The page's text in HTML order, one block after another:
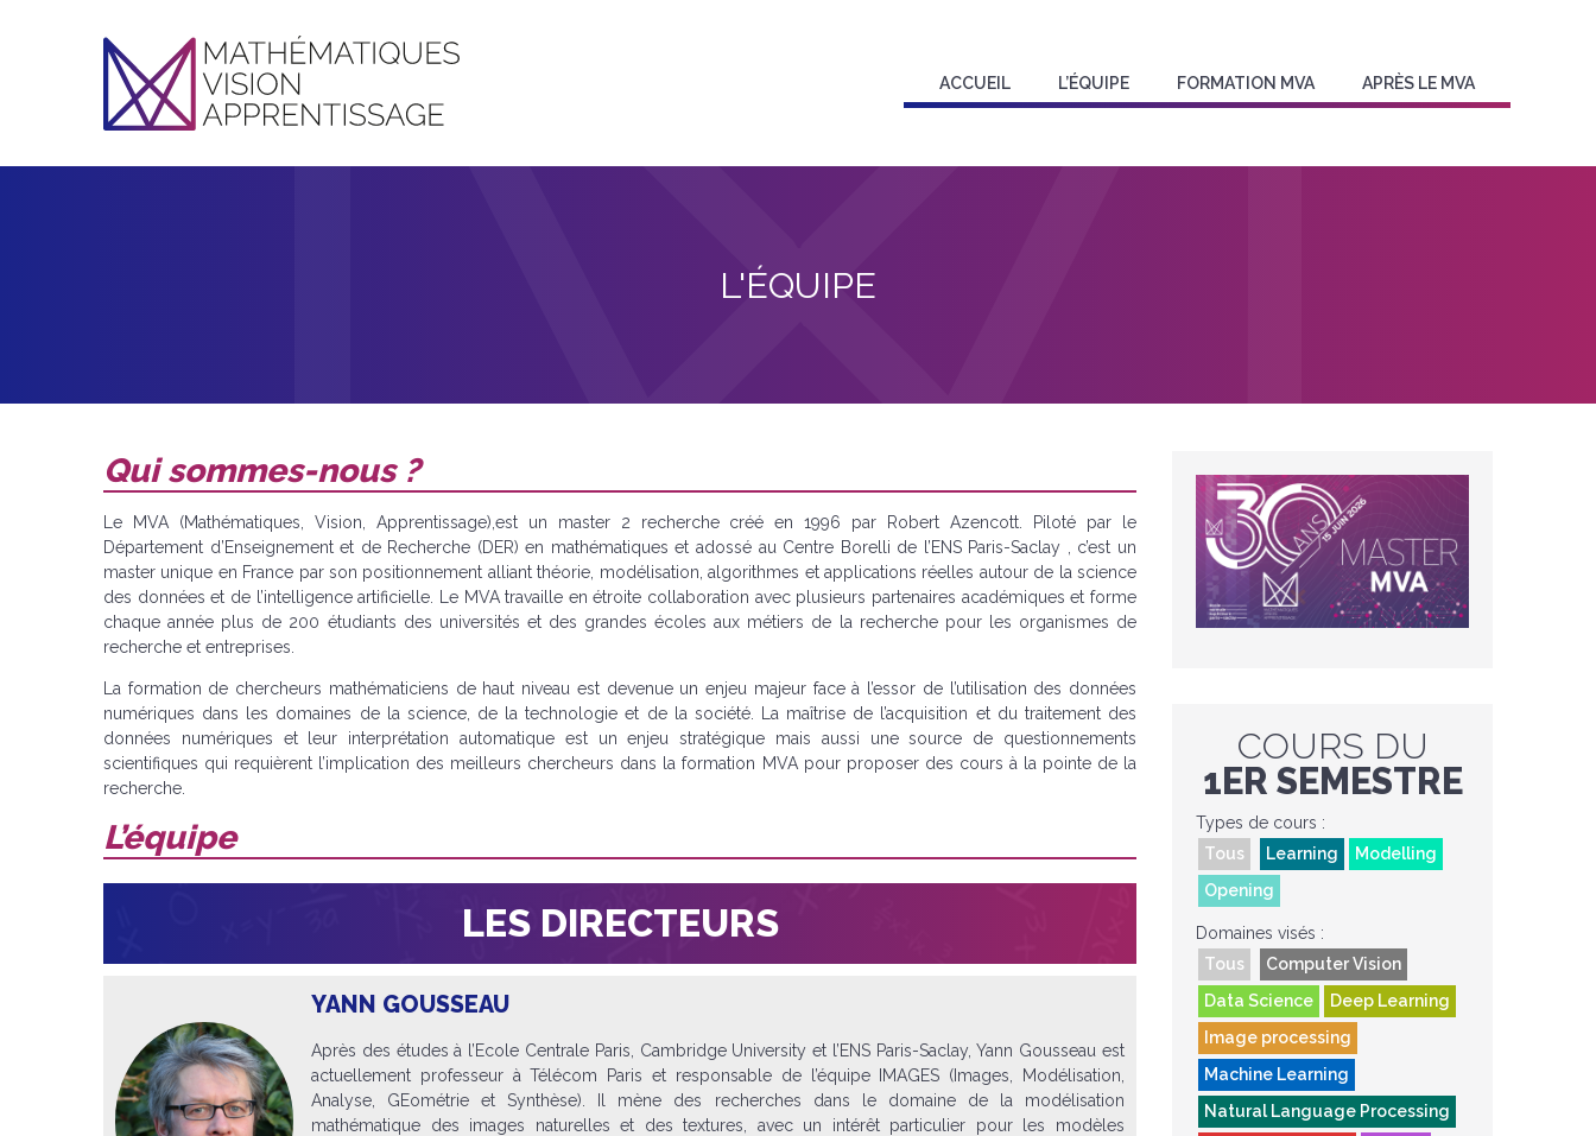
ACCUEIL L’ÉQUIPE FORMATION MVA APRÈS LE MVA
L'ÉQUIPE
Qui sommes-nous ?
Le MVA (Mathématiques, Vision, Apprentissage),est un master 2 recherche créé en 1996 par Robert Azencott. Piloté par le
Département d’Enseignement et de Recherche (DER) en mathématiques et adossé au Centre Borelli de l’ENS Paris-Saclay , c’est un
master unique en France par son positionnement alliant théorie, modélisation, algorithmes et applications réelles autour de la science
des données et de l’intelligence artificielle. Le MVA travaille en étroite collaboration avec plusieurs partenaires académiques et forme
chaque année plus de 200 étudiants des universités et des grandes écoles aux métiers de la recherche pour les organismes de
recherche et entreprises.
La formation de chercheurs mathématiciens de haut niveau est devenue un enjeu majeur face à l’essor de l’utilisation des données
numériques dans les domaines de la science, de la technologie et de la société. La maîtrise de l’acquisition et du traitement des
données numériques et leur interprétation automatique est un enjeu stratégique mais aussi une source de questionnements
scientifiques qui requièrent l’implication des meilleurs chercheurs dans la formation MVA pour proposer des cours à la pointe de la
recherche.
L’équipe
LES DIRECTEURS
YANN GOUSSEAU
Après des études à l’Ecole Centrale Paris, Cambridge University et l’ENS Paris-Saclay, Yann Gousseau est
actuellement professeur à Télécom Paris et responsable de l’équipe IMAGES (Images, Modélisation,
Analyse, GEométrie et Synthèse). Il mène des recherches dans le domaine de la modélisation
mathématique des images naturelles et des textures, avec un intérêt particulier pour les modèles
COURS DU
1ER SEMESTRE
Types de cours :
Tous
Learning
Modelling
Opening
Domaines visés :
Tous
Computer Vision
Data Science
Deep Learning
Image processing
Machine Learning
Natural Language Processing